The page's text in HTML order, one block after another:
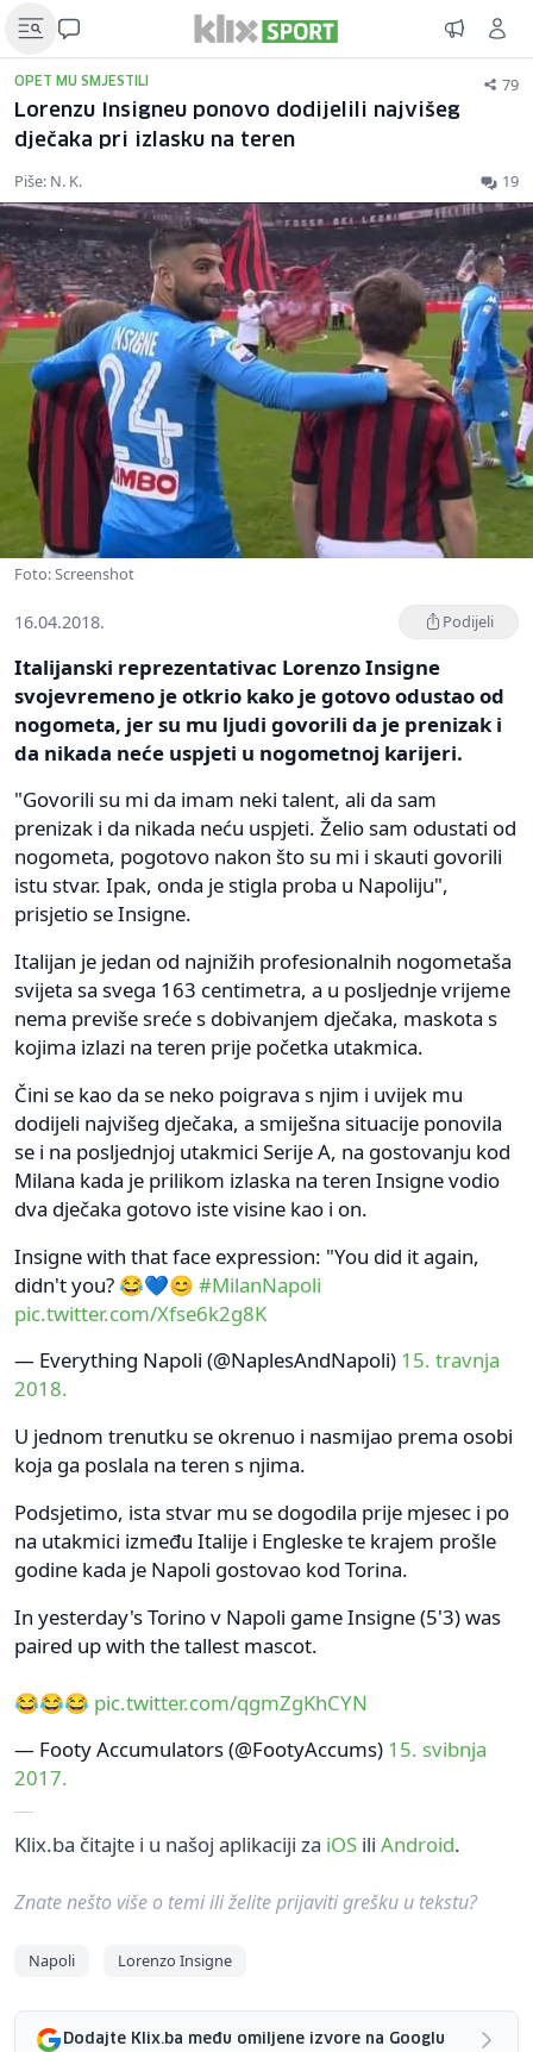
OPET MU SMJESTILI 79
Lorenzu Insigneu ponovo dodijelili najvišeg
dječaka pri izlasku na teren
Piše: N. K. 19
Foto: Screenshot
16.04.2018. Podijeli
Italijanski reprezentativac Lorenzo Insigne
svojevremeno je otkrio kako je gotovo odustao od
nogometa, jer su mu ljudi govorili da je prenizak i
da nikada neće uspjeti u nogometnoj karijeri.
"Govorili su mi da imam neki talent, ali da sam
prenizak i da nikada neću uspjeti. Želio sam odustati od
nogometa, pogotovo nakon što su mi i skauti govorili
istu stvar. Ipak, onda je stigla proba u Napoliju",
prisjetio se Insigne.
Italijan je jedan od najnižih profesionalnih nogometaša
svijeta sa svega 163 centimetra, a u posljednje vrijeme
nema previše sreće s dobivanjem dječaka, maskota s
kojima izlazi na teren prije početka utakmica.
Čini se kao da se neko poigrava s njim i uvijek mu
dodijeli najvišeg dječaka, a smiješna situacije ponovila
se i na posljednjoj utakmici Serije A, na gostovanju kod
Milana kada je prilikom izlaska na teren Insigne vodio
dva dječaka gotovo iste visine kao i on.
Insigne with that face expression: "You did it again,
didn't you? 😂💙😊 #MilanNapoli
pic.twitter.com/Xfse6k2g8K
— Everything Napoli (@NaplesAndNapoli) 15. travnja
2018.
U jednom trenutku se okrenuo i nasmijao prema osobi
koja ga poslala na teren s njima.
Podsjetimo, ista stvar mu se dogodila prije mjesec i po
na utakmici između Italije i Engleske te krajem prošle
godine kada je Napoli gostovao kod Torina.
In yesterday's Torino v Napoli game Insigne (5'3) was
paired up with the tallest mascot.
😂😂😂 pic.twitter.com/qgmZgKhCYN
— Footy Accumulators (@FootyAccums) 15. svibnja
2017.
Klix.ba čitajte i u našoj aplikaciji za iOS ili Android.
Znate nešto više o temi ili želite prijaviti grešku u tekstu?
Napoli Lorenzo Insigne
Dodajte Klix.ba među omiljene izvore na Googlu